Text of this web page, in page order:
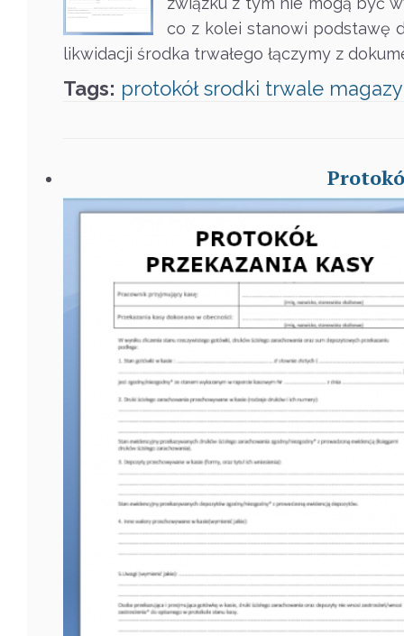
co z kolei stanowi podstawę
likwidacji środka trwałego łączymy z
Tags: protokół srodki trwale